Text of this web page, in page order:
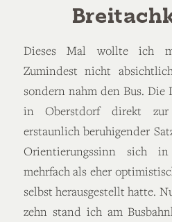
Dieses Mal wollte ich
Zumindest nicht
sondern nahm den Bus. Die
in Oberstdorf direkt zur
erstaunlich beruhigender
Orientierungssinn sich
mehrfach als eher
selbst herausgestellt hatte.
zehn stand ich am